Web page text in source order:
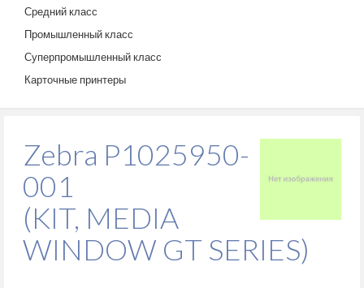
Средний класс
Промышленный класс
Суперпромышленный класс
Карточные принтеры
Zebra P1025950-
001
(KIT, MEDIA
WINDOW GT SERIES)